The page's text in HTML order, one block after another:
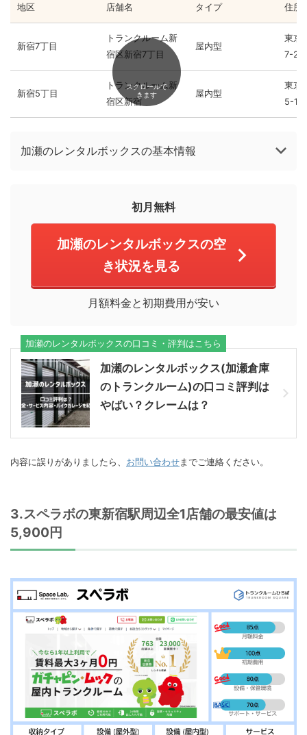
地区 店舗名 タイプ 住所
新宿7丁目
トランクルーム新
宿区新宿7丁目
屋内型
東京
7-
新宿5丁目
トランクルーム新
宿区新宿
屋内型
東京
5-
スクロールで
きます
加瀬のレンタルボックスの基本情報
初月無料
加瀬のレンタルボックスの空
き状況を見る
月額料金と初期費用が安い
加瀬のレンタルボックス(加瀬倉庫
のトランクルーム)の口コミ評判は
やばい？クレームは？
加瀬のレンタルボックスの口コミ・評判はこちら
内容に誤りがありましたら、 お問い合わせ までご連絡ください。
3.スペラボの東新宿駅周辺全1店舗の最安値は
5,900円